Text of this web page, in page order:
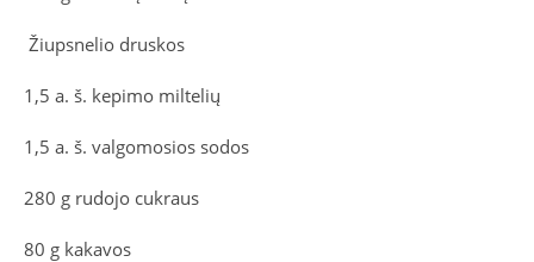
Žiupsnelio druskos
1,5 a. š. kepimo miltelių
1,5 a. š. valgomosios sodos
280 g rudojo cukraus
80 g kakavos